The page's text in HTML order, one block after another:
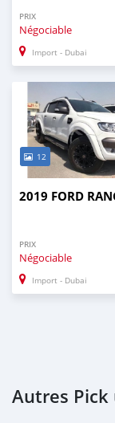
PRIX
Négociable
Import - Dubai
12
2019 FORD
PRIX
Négociable
Import - Dubai
Autres